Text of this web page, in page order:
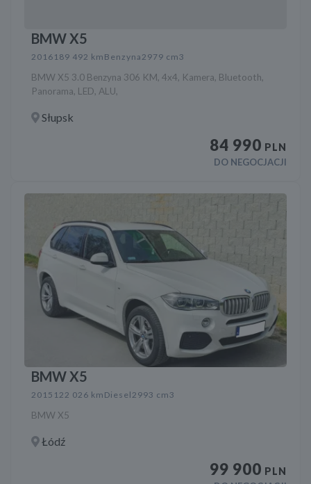
BMW X5
2016 189 492 km Benzyna2979 cm3
BMW X5 3.0 Benzyna 306 KM, 4x4, Kamera, Bluetooth,
Panorama, LED, ALU,
Słupsk
84 990 PLN
DO NEGOCJACJI
BMW X5
2015 122 026 km Diesel2993 cm3
BMW X5
Łódź
99 900 PLN